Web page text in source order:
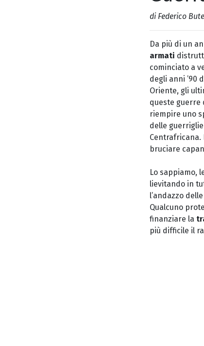
di Federico
Da più di un
armati
cominciato a
degli anni ’90
Oriente, gli
queste guerre
riempire uno
delle
Centrafricana.
bruciare
Lo sappiamo,
lievitando in
l’andazzo
Qualcuno
finanziare la
più difficile il